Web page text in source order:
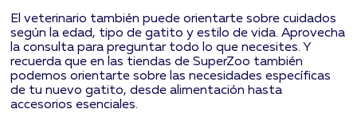
El veterinario también puede orientarte sobre cuidados
según la edad, tipo de gatito y estilo de vida. Aprovecha
la consulta para preguntar todo lo que necesites. Y
recuerda que en las tiendas de SuperZoo también
podemos orientarte sobre las necesidades específicas
de tu nuevo gatito, desde alimentación hasta
accesorios esenciales.